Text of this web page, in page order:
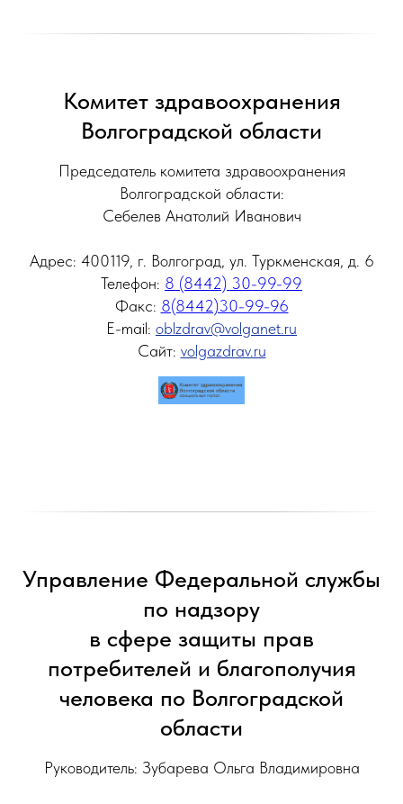
Комитет здравоохранения
Волгоградской области
Председатель комитета здравоохранения
Волгоградской области:
Себелев Анатолий Иванович
Адрес: 400119, г. Волгоград, ул. Туркменская, д. 6
Телефон: 8 (8442) 30-99-99
Факс: 8(8442)30-99-96
E-mail: oblzdrav@volganet.ru
Сайт: volgazdrav.ru
Управление Федеральной службы
по надзору
в сфере защиты прав
потребителей и благополучия
человека по Волгоградской
области
Руководитель: Зубарева Ольга Владимировна